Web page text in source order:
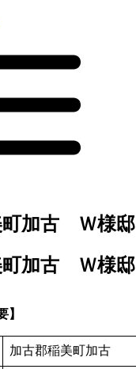
町加古 Ｗ様邸
町加古 Ｗ様邸
】
加古郡稲美町加古